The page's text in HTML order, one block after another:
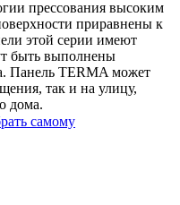
прессования высоким
приравнены к
этой серии имеют
быть выполнены
Панель TERMA может
так и на улицу,
дома.
самому